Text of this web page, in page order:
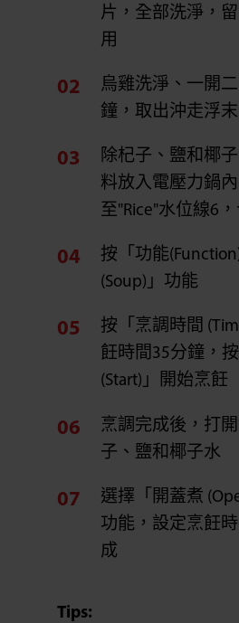
片，全部洗淨，
用
烏雞洗淨、一開
鐘，取出沖走浮末
除杞子、鹽和椰
料放入電壓力鍋
至"Rice"水位線6
按「功能
(Soup)」功能
按「烹調時間
飪時間35分鐘，
(Start)」開始烹飪
烹調完成後，打
子、鹽和椰子水
選擇「開蓋煮
功能，設定烹飪
成
Tips: